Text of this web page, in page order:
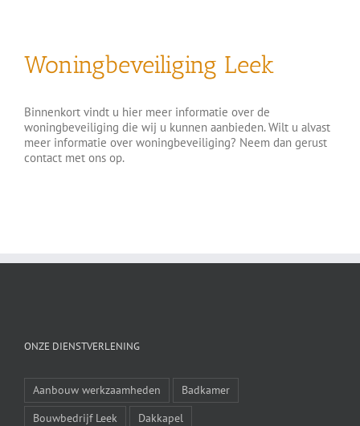
Woningbeveiliging Leek
Binnenkort vindt u hier meer informatie over de
woningbeveiliging die wij u kunnen aanbieden. Wilt u alvast
meer informatie over woningbeveiliging? Neem dan gerust
contact met ons op.
ONZE DIENSTVERLENING
Aanbouw werkzaamheden
Badkamer
Bouwbedrijf Leek
Dakkapel